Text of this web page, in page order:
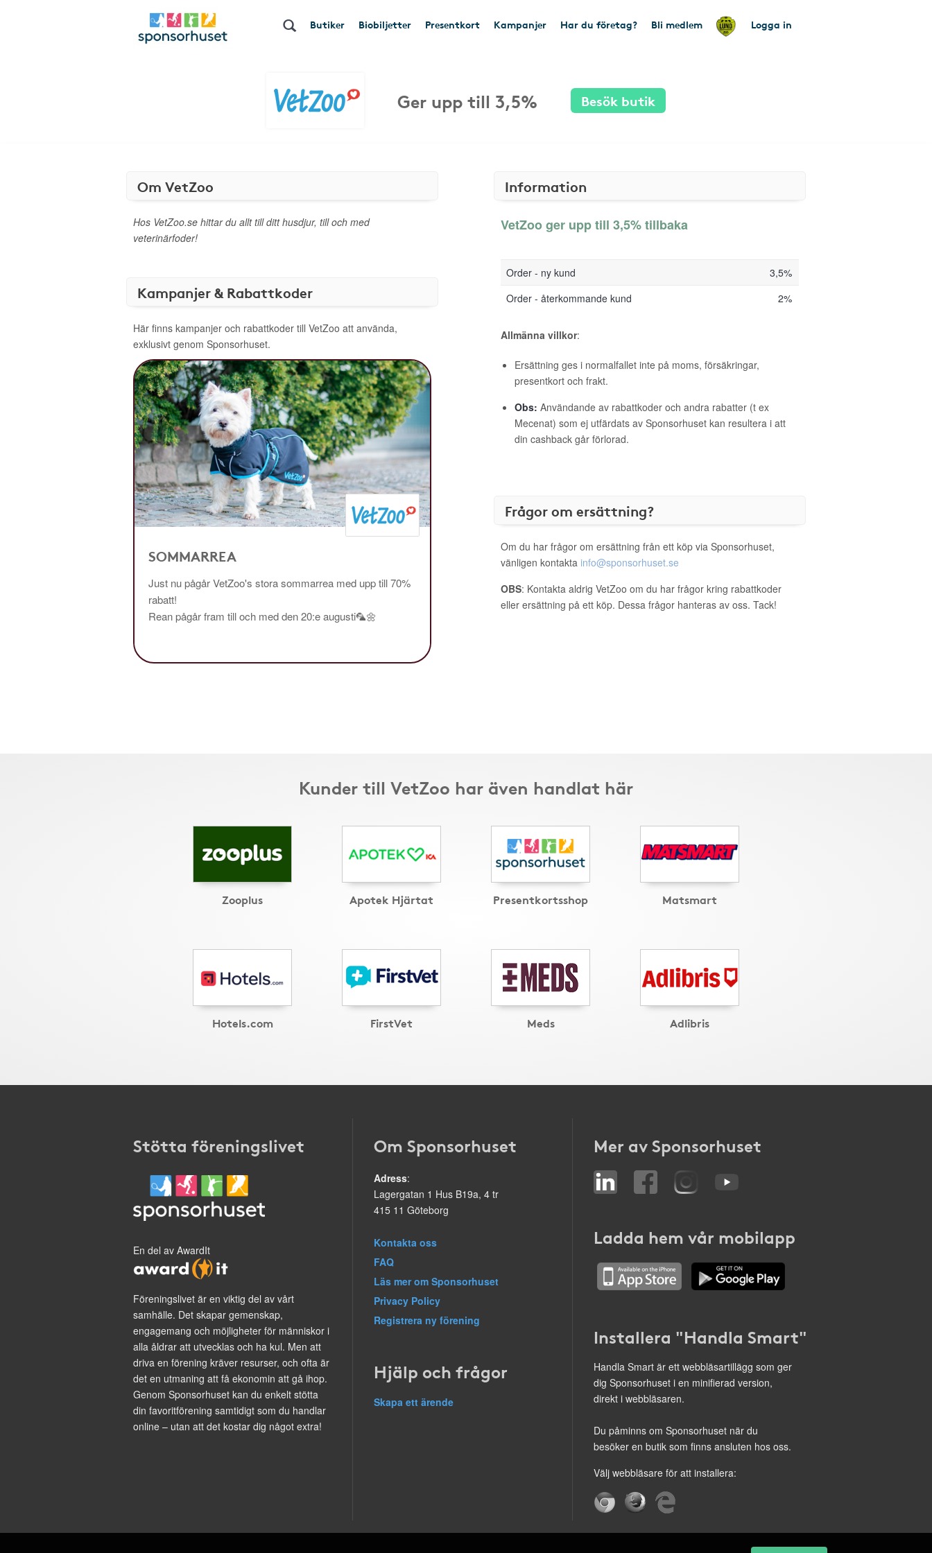
Butiker Biobiljetter Presentkort Kampanjer Har du företag? Bli medlem Logga in
Ger upp till 3,5% Besök butik
Om VetZoo
Hos VetZoo.se hittar du allt till ditt husdjur, till och med
veterinärfoder!
Kampanjer & Rabattkoder
Här finns kampanjer och rabattkoder till VetZoo att använda,
exklusivt genom Sponsorhuset.
SOMMARREA
Just nu pågår VetZoo's stora sommarrea med upp till 70%
rabatt!
Rean pågår fram till och med den 20:e augusti🦜🌼
Information
VetZoo ger upp till 3,5% tillbaka
Order - ny kund
3,5%
Order - återkommande kund
2%
Allmänna villkor:
Ersättning ges i normalfallet inte på moms, försäkringar,
presentkort och frakt.
Obs: Användande av rabattkoder och andra rabatter (t ex
Mecenat) som ej utfärdats av Sponsorhuset kan resultera i att
din cashback går förlorad.
Frågor om ersättning?
Om du har frågor om ersättning från ett köp via Sponsorhuset,
vänligen kontakta info@sponsorhuset.se
OBS: Kontakta aldrig VetZoo om du har frågor kring rabattkoder
eller ersättning på ett köp. Dessa frågor hanteras av oss. Tack!
Kunder till VetZoo har även handlat här
Zooplus Apotek Hjärtat Presentkortsshop Matsmart
Hotels.com FirstVet Meds Adlibris
Stötta föreningslivet
En del av AwardIt
Föreningslivet är en viktig del av vårt
samhälle. Det skapar gemenskap,
engagemang och möjligheter för människor i
alla åldrar att utvecklas och ha kul. Men att
driva en förening kräver resurser, och ofta är
det en utmaning att få ekonomin att gå ihop.
Genom Sponsorhuset kan du enkelt stötta
din favoritförening samtidigt som du handlar
online – utan att det kostar dig något extra!
Om Sponsorhuset
Adress:
Lagergatan 1 Hus B19a, 4 tr
415 11 Göteborg
Kontakta oss
FAQ
Läs mer om Sponsorhuset
Privacy Policy
Registrera ny förening
Hjälp och frågor
Skapa ett ärende
Mer av Sponsorhuset
Ladda hem vår mobilapp
Installera "Handla Smart"
Handla Smart är ett webbläsartillägg som ger
dig Sponsorhuset i en minifierad version,
direkt i webbläsaren.
Du påminns om Sponsorhuset när du
besöker en butik som finns ansluten hos oss.
Välj webbläsare för att installera: